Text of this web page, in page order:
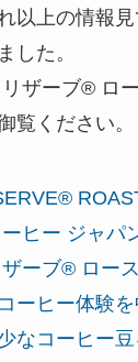
以上の情報
した。
ザーブ® ロ
覧ください。
ヒー ジャパ
ーブ® ロー
ーヒー体験
なコーヒー